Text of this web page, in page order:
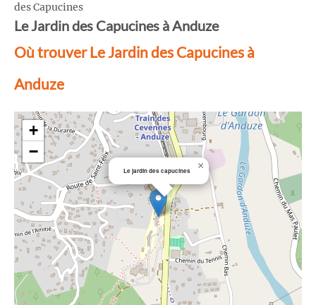
des Capucines
Le Jardin des Capucines à Anduze
Où trouver Le Jardin des Capucines à
Anduze
Le jardin des capucines ×
+
−